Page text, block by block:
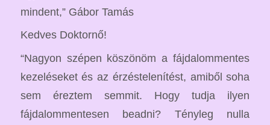
mindent,” Gábor Tamás
Kedves Doktornő!
“Nagyon szépen köszönöm a fájdalommentes
kezeléseket és az érzéstelenítést, amiből soha
sem éreztem semmit. Hogy tudja ilyen
fájdalommentesen beadni? Tényleg nulla